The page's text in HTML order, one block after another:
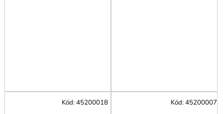
Kód:45200018 Kód:45200007